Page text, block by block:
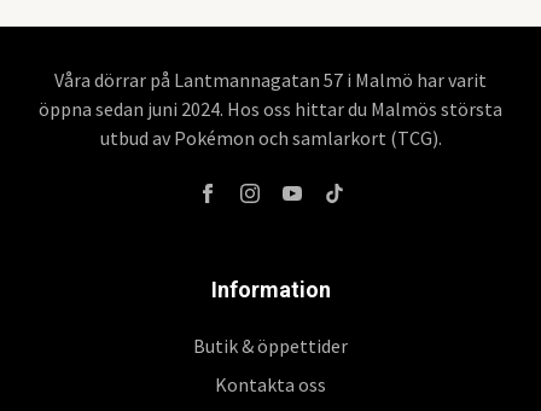
Våra dörrar på Lantmannagatan 57 i Malmö har varit
öppna sedan juni 2024. Hos oss hittar du Malmös största
utbud av Pokémon och samlarkort (TCG).
Information
Butik & öppettider
Kontakta oss